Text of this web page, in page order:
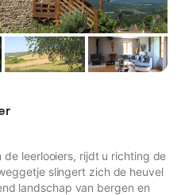
de leerlooiers, rijdt u richting de
slingert zich de heuvel
landschap van bergen en